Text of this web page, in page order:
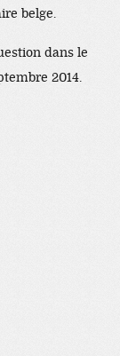
belge.
dans le
2014.